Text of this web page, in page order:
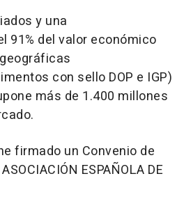
y una
91% del valor económico
con sello DOP e IGP)
más de 1.400 millones
firmado un Convenio de
ESPAÑOLA DE